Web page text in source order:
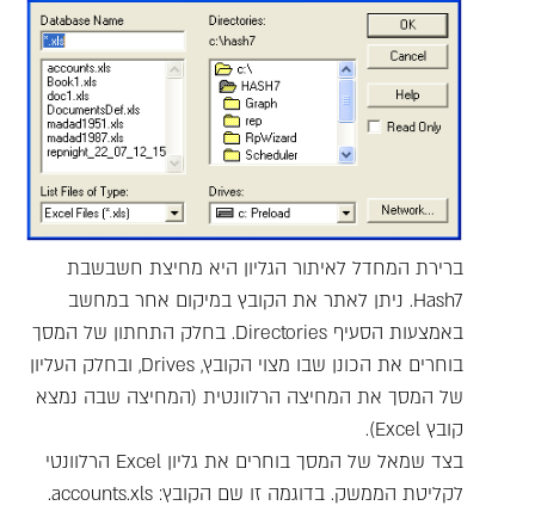
ברירת המחדל לאיתור הגליון היא מחיצת חשבשבת
Hash7. ניתן לאתר את הקובץ במיקום אחר במחשב
באמצעות הסעיף Directories. בחלק התחתון של המסך
בוחרים את הכונן שבו מצוי הקובץ, Drives, ובחלק העליון
של המסך את המחיצה הרלוונטית (המחיצה שבה נמצא
קובץ Excel).
בצד שמאל של המסך בוחרים את גליון Excel הרלוונטי
לקליטת הממשק. בדוגמה זו שם הקובץ: accounts.xls.